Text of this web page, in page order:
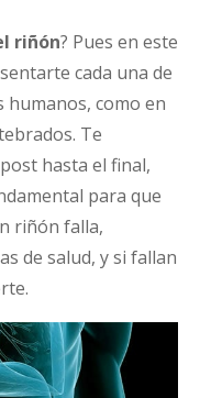
riñón? Pues en este
cada una de
como en
Te
hasta el final,
para que
riñón falla,
de salud, y si fallan